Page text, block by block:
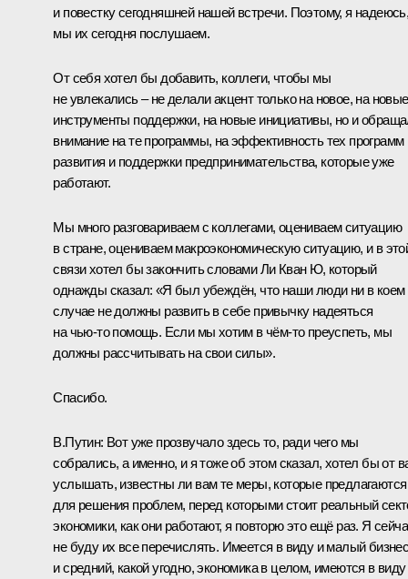
и повестку сегодняшней нашей встречи. Поэтому, я
мы их сегодня послушаем.
От себя хотел бы добавить, коллеги, чтобы мы
не увлекались – не делали акцент только на новое, на новые
инструменты поддержки, на новые инициативы, но и
внимание на те программы, на эффективность тех программ
развития и поддержки предпринимательства, которые уже
работают.
Мы много разговариваем с коллегами, оцениваем ситуацию
в стране, оцениваем макроэкономическую ситуацию, и в
связи хотел бы закончить словами Ли Кван Ю, который
однажды сказал: «Я был убеждён, что наши люди ни в коем
случае не должны развить в себе привычку надеяться
на чью‑то помощь. Если мы хотим в чём‑то преуспеть, мы
должны рассчитывать на свои силы».
Спасибо.
В.Путин: Вот уже прозвучало здесь то, ради чего мы
собрались, а именно, и я тоже об этом сказал, хотел бы от
услышать, известны ли вам те меры, которые предлагаются
для решения проблем, перед которыми стоит реальный
экономики, как они работают, я повторю это ещё раз. Я
не буду их все перечислять. Имеется в виду и малый
и средний, какой угодно, экономика в целом, имеются в виду